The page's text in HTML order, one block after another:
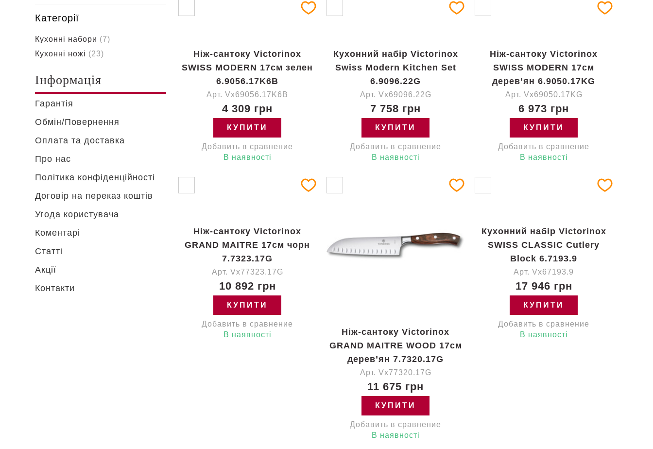
Категорії
Кухонні набори (7)
Кухонні ножі (23)
Інформація
Гарантія
Обмін/Повернення
Оплата та доставка
Про нас
Політика конфіденційності
Договір на переказ коштів
Угода користувача
Коментарі
Статті
Акції
Контакти
Ніж-сантоку Victorinox
SWISS MODERN 17см зелен
6.9056.17K6B
Арт. Vx69056.17K6B
4 309 грн
КУПИТИ
Добавить в сравнение
В наявності
Кухонний набір Victorinox
Swiss Modern Kitchen Set
6.9096.22G
Арт. Vx69096.22G
7 758 грн
КУПИТИ
Добавить в сравнение
В наявності
Ніж-сантоку Victorinox
SWISS MODERN 17см
дерев’ян 6.9050.17KG
Арт. Vx69050.17KG
6 973 грн
КУПИТИ
Добавить в сравнение
В наявності
Ніж-сантоку Victorinox
GRAND MAITRE 17см чорн
7.7323.17G
Арт. Vx77323.17G
10 892 грн
КУПИТИ
Добавить в сравнение
В наявності
Ніж-сантоку Victorinox
GRAND MAITRE WOOD 17см
дерев’ян 7.7320.17G
Арт. Vx77320.17G
11 675 грн
КУПИТИ
Добавить в сравнение
В наявності
Кухонний набір Victorinox
SWISS CLASSIC Cutlery
Block 6.7193.9
Арт. Vx67193.9
17 946 грн
КУПИТИ
Добавить в сравнение
В наявності